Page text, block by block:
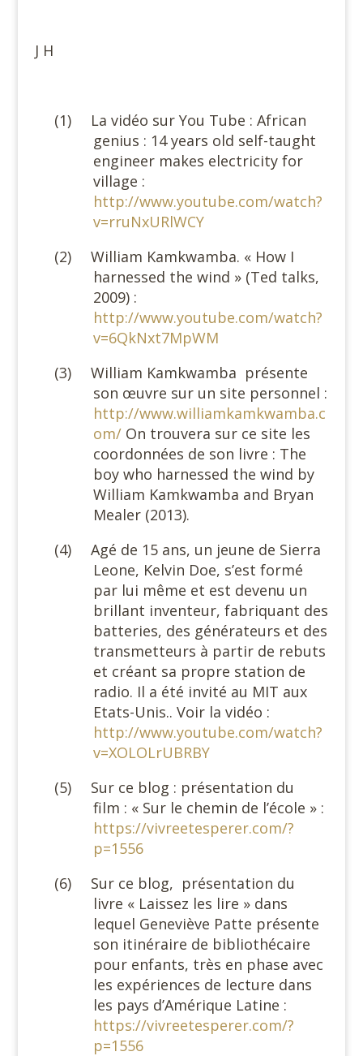
J H
(1)
La vidéo sur You Tube : African
genius : 14 years old self-taught
engineer makes electricity for
village :
http://www.youtube.com/watch?
v=rruNxURlWCY
(2)
William Kamkwamba. « How I
harnessed the wind » (Ted talks,
2009) :
http://www.youtube.com/watch?
v=6QkNxt7MpWM
(3)
William Kamkwamba présente
son œuvre sur un site personnel :
http://www.williamkamkwamba.c
om/On trouvera sur ce site les
coordonnées de son livre : The
boy who harnessed the wind by
William Kamkwamba and Bryan
Mealer (2013).
(4)
Agé de 15 ans, un jeune de Sierra
Leone, Kelvin Doe, s’est formé
par lui même et est devenu un
brillant inventeur, fabriquant des
batteries, des générateurs et des
transmetteurs à partir de rebuts
et créant sa propre station de
radio. Il a été invité au MIT aux
Etats-Unis.. Voir la vidéo :
http://www.youtube.com/watch?
v=XOLOLrUBRBY
(5)
Sur ce blog : présentation du
film : « Sur le chemin de l’école » :
https://vivreetesperer.com/?
p=1556
(6)
Sur ce blog, présentation du
livre « Laissez les lire » dans
lequel Geneviève Patte présente
son itinéraire de bibliothécaire
pour enfants, très en phase avec
les expériences de lecture dans
les pays d’Amérique Latine :
https://vivreetesperer.com/?
p=1556